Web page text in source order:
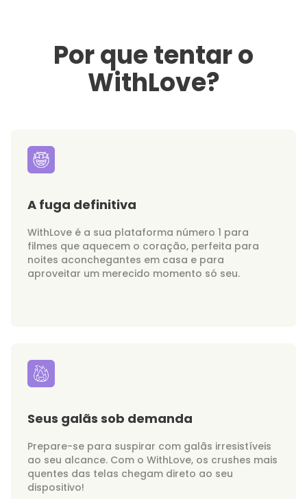
Por que tentar o
WithLove?
A fuga definitiva
WithLove é a sua plataforma número 1 para
filmes que aquecem o coração, perfeita para
noites aconchegantes em casa e para
aproveitar um merecido momento só seu.
Seus galãs sob demanda
Prepare-se para suspirar com galãs irresistíveis
ao seu alcance. Com o WithLove, os crushes mais
quentes das telas chegam direto ao seu
dispositivo!